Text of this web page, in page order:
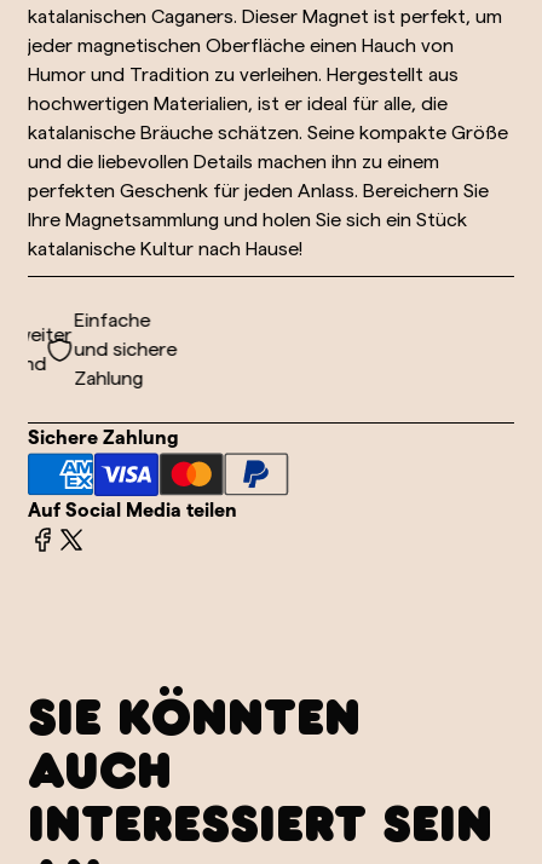
katalanischen Caganers. Dieser Magnet ist perfekt, um
jeder magnetischen Oberfläche einen Hauch von
Humor und Tradition zu verleihen. Hergestellt aus
hochwertigen Materialien, ist er ideal für alle, die
katalanische Bräuche schätzen. Seine kompakte Größe
und die liebevollen Details machen ihn zu einem
perfekten Geschenk für jeden Anlass. Bereichern Sie
Ihre Magnetsammlung und holen Sie sich ein Stück
katalanische Kultur nach Hause!
Einfache
und sichere
Zahlung
Sichere Zahlung
Auf Social Media teilen
SIE KÖNNTEN
AUCH
INTERESSIERT SEIN